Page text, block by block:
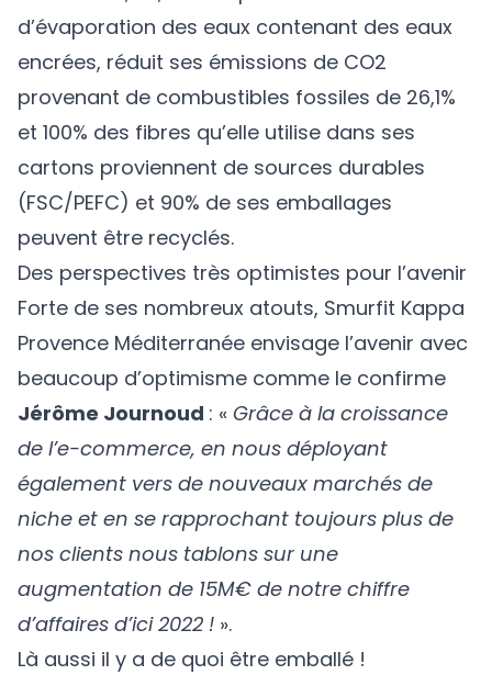
d’évaporation des eaux contenant des eaux
encrées, réduit ses émissions de CO2
provenant de combustibles fossiles de 26,1%
et 100% des fibres qu’elle utilise dans ses
cartons proviennent de sources durables
(FSC/PEFC) et 90% de ses emballages
peuvent être recyclés.
Des perspectives très optimistes pour l’avenir
Forte de ses nombreux atouts, Smurfit Kappa
Provence Méditerranée envisage l’avenir avec
beaucoup d’optimisme comme le confirme
Jérôme Journoud : « Grâce à la croissance
de l’e-commerce, en nous déployant
également vers de nouveaux marchés de
niche et en se rapprochant toujours plus de
nos clients nous tablons sur une
augmentation de 15M€ de notre chiffre
d’affaires d’ici 2022 ! ».
Là aussi il y a de quoi être emballé !